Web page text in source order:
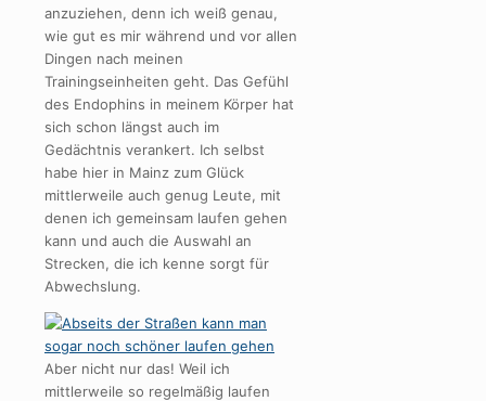
anzuziehen, denn ich weiß genau,
wie gut es mir während und vor allen
Dingen nach meinen
Trainingseinheiten geht. Das Gefühl
des Endophins in meinem Körper hat
sich schon längst auch im
Gedächtnis verankert. Ich selbst
habe hier in Mainz zum Glück
mittlerweile auch genug Leute, mit
denen ich gemeinsam laufen gehen
kann und auch die Auswahl an
Strecken, die ich kenne sorgt für
Abwechslung.
Aber nicht nur das! Weil ich
mittlerweile so regelmäßig laufen